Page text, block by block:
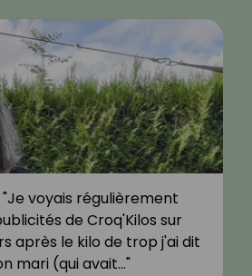
"Je voyais régulièrement
de Croq'Kilos sur
après le kilo de trop j'ai dit
mari (qui avait…"